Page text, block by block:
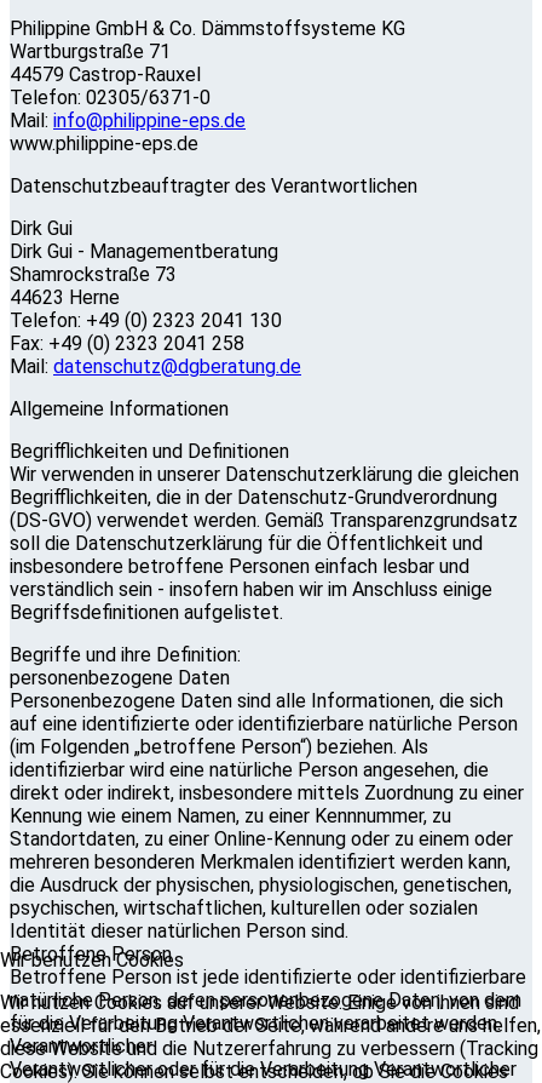
Philippine GmbH & Co. Dämmstoffsysteme KG
Wartburgstraße 71
44579 Castrop-Rauxel
Telefon: 02305/6371-0
Mail: info@philippine-eps.de
www.philippine-eps.de
Datenschutzbeauftragter des Verantwortlichen
Dirk Gui
Dirk Gui - Managementberatung
Shamrockstraße 73
44623 Herne
Telefon: +49 (0) 2323 2041 130
Fax: +49 (0) 2323 2041 258
Mail: datenschutz@dgberatung.de
Allgemeine Informationen
Begrifflichkeiten und Definitionen
Wir verwenden in unserer Datenschutzerklärung die gleichen
Begrifflichkeiten, die in der Datenschutz-Grundverordnung
(DS-GVO) verwendet werden. Gemäß Transparenzgrundsatz
soll die Datenschutzerklärung für die Öffentlichkeit und
insbesondere betroffene Personen einfach lesbar und
verständlich sein - insofern haben wir im Anschluss einige
Begriffsdefinitionen aufgelistet.
Begriffe und ihre Definition:
personenbezogene Daten
Personenbezogene Daten sind alle Informationen, die sich
auf eine identifizierte oder identifizierbare natürliche Person
(im Folgenden „betroffene Person“) beziehen. Als
identifizierbar wird eine natürliche Person angesehen, die
direkt oder indirekt, insbesondere mittels Zuordnung zu einer
Kennung wie einem Namen, zu einer Kennnummer, zu
Standortdaten, zu einer Online-Kennung oder zu einem oder
mehreren besonderen Merkmalen identifiziert werden kann,
die Ausdruck der physischen, physiologischen, genetischen,
psychischen, wirtschaftlichen, kulturellen oder sozialen
Identität dieser natürlichen Person sind.
Betroffene Person
Betroffene Person ist jede identifizierte oder identifizierbare
natürliche Person, deren personenbezogene Daten, von dem
für die Verarbeitung Verantwortlichen verarbeitet werden.
Verantwortlicher
Verantwortlicher oder für die Verarbeitung Verantwortlicher
Wir benutzen Cookies
Wir nutzen Cookies auf unserer Website. Einige von ihnen sind
essenziell für den Betrieb der Seite, während andere uns helfen,
diese Website und die Nutzererfahrung zu verbessern (Tracking
Cookies). Sie können selbst entscheiden, ob Sie die Cookies